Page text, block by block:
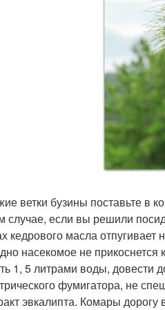
ветки бузины поставьте в
случае, если вы решили
кедрового масла отпугивает
насекомое не прикоснется
1, 5 литрами воды, довести
фумигатора, не
эвкалипта. Комары дорогу